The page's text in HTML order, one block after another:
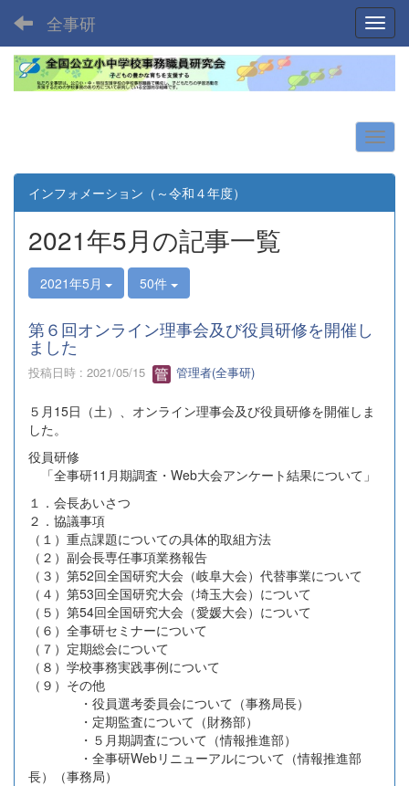
全事研
インフォメーション（～令和４年度）
2021年5月の記事一覧
2021年5月 50件
第６回オンライン理事会及び役員研修を開催し
ました
投稿日時 : 2021/05/15 管理者(全事研)
５月15日（土）、オンライン理事会及び役員研修を開催しま
した。
役員研修
「全事研11月期調査・Web大会アンケート結果について」
１．会長あいさつ
２．協議事項
（１）重点課題についての具体的取組方法
（２）副会長専任事項業務報告
（３）第52回全国研究大会（岐阜大会）代替事業について
（４）第53回全国研究大会（埼玉大会）について
（５）第54回全国研究大会（愛媛大会）について
（６）全事研セミナーについて
（７）定期総会について
（８）学校事務実践事例について
（９）その他
・役員選考委員会について（事務局長）
・定期監査について（財務部）
・５月期調査について（情報推進部）
・全事研Webリニューアルについて（情報推進部
長）（事務局）